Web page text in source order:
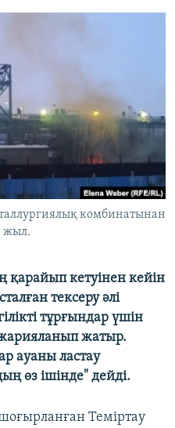
комбинатынан
жыл.
қарайып кетуінен кейін
тексеру әлі
тұрғындар үшін
жатыр.
ауаны ластау
өз ішінде" дейді.
Теміртау